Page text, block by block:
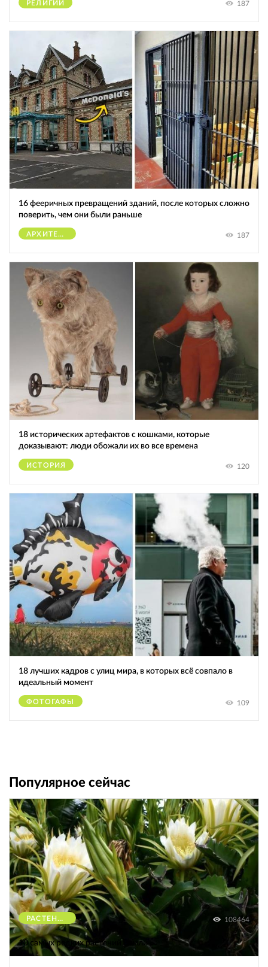
РЕЛИГИИ 187
16 фееричных превращений зданий, после которых сложно
поверить, чем они были раньше
АРХИТЕКТУРА 187
18 исторических артефактов с кошками, которые
доказывают: люди обожали их во все времена
ИСТОРИЯ 120
18 лучших кадров с улиц мира, в которых всё совпало в
идеальный момент
ФОТОГАФЫ 109
Популярное сейчас
РАСТЕНИЯ 108464
10 самых редких растений Земли